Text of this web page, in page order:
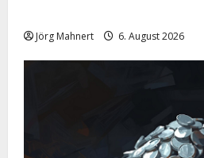
Jörg Mahnert 6. August 2026